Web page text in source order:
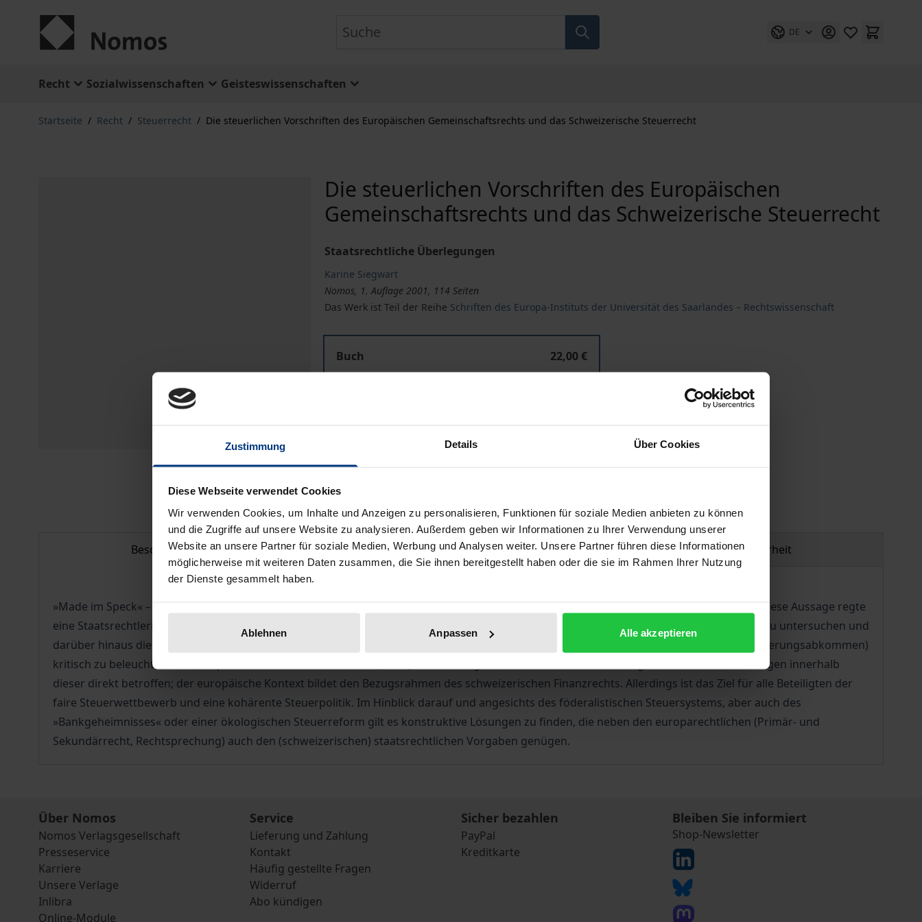
Zustimmung Details Über Cookies
Diese Webseite verwendet Cookies
Wir verwenden Cookies, um Inhalte und Anzeigen zu personalisieren, Funktionen für soziale Medien anbieten zu können
und die Zugriffe auf unsere Website zu analysieren. Außerdem geben wir Informationen zu Ihrer Verwendung unserer
Website an unsere Partner für soziale Medien, Werbung und Analysen weiter. Unsere Partner führen diese Informationen
möglicherweise mit weiteren Daten zusammen, die Sie ihnen bereitgestellt haben oder die sie im Rahmen Ihrer Nutzung
der Dienste gesammelt haben.
Ablehnen Anpassen Alle akzeptieren
DE
Recht Sozialwissenschaften Geisteswissenschaften
Startseite / Recht / Steuerrecht / Die steuerlichen Vorschriften des Europäischen Gemeinschaftsrechts und das Schweizerische Steuerrecht
Die steuerlichen Vorschriften des Europäischen
Gemeinschaftsrechts und das Schweizerische Steuerrecht
Staatsrechtliche Überlegungen
Karine Siegwart
Nomos, 1. Auflage 2001, 114 Seiten
Das Werk ist Teil der Reihe Schriften des Europa-Instituts der Universität des Saarlandes – Rechtswissenschaft
Buch
22,00 €
Beschreibung Bibliografische Angaben Produktsicherheit
»Made im Speck« – so bezeichneten die EU-Finanzminister das Nicht-EU-Mitglied Liechtenstein anläßlich eines Treffens im Februar 2000. Diese Aussage regte
eine Staatsrechtlerin dazu an, Europäisches Gemeinschaftsrecht und schweizerisches Recht gezielt nach Schnittstellen im Steuerbereich zu untersuchen und
darüber hinaus die damit zusammenhängenden Probleme und Herausforderungen (Beitritt, bilaterale Verhandlungen und Doppelbesteuerungsabkommen)
kritisch zu beleuchten. Die Komplexität der Situation sieht sich (auch) hier bestätigt: Die Schweiz als Nicht-EU-Mitglied ist von Entscheidungen innerhalb
dieser direkt betroffen; der europäische Kontext bildet den Bezugsrahmen des schweizerischen Finanzrechts. Allerdings ist das Ziel für alle Beteiligten der
faire Steuerwettbewerb und eine kohärente Steuerpolitik. Im Hinblick darauf und angesichts des föderalistischen Steuersystems, aber auch des
»Bankgeheimnisses« oder einer ökologischen Steuerreform gilt es konstruktive Lösungen zu finden, die neben den europarechtlichen (Primär- und
Sekundärrecht, Rechtsprechung) auch den (schweizerischen) staatsrechtlichen Vorgaben genügen.
Über Nomos
Nomos Verlagsgesellschaft
Presseservice
Karriere
Unsere Verlage
Inlibra
Online-Module
Service
Lieferung und Zahlung
Kontakt
Häufig gestellte Fragen
Widerruf
Abo kündigen
Sicher bezahlen
PayPal
Kreditkarte
Bleiben Sie informiert
Shop-Newsletter